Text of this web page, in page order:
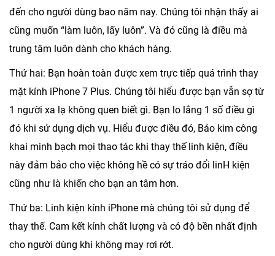
đến cho người dùng bao năm nay. Chúng tôi nhận thấy ai
cũng muốn “làm luôn, lấy luôn”. Và đó cũng là điều mà
trung tâm luôn dành cho khách hàng.
Thứ hai: Bạn hoàn toàn được xem trực tiếp quá trình thay
mặt kính iPhone 7 Plus. Chúng tôi hiểu được bạn vẫn sợ từ
1 người xa lạ không quen biết gì. Bạn lo lắng 1 số điều gì
đó khi sử dụng dịch vụ. Hiểu được điều đó, Bảo kim công
khai minh bạch mọi thao tác khi thay thế linh kiện, điều
này đảm bảo cho việc không hề có sự tráo đổi linH kiện
cũng như là khiến cho bạn an tâm hơn.
Thứ ba: Linh kiện kính iPhone mà chúng tôi sử dụng để
thay thế. Cam kết kính chất lượng và có độ bền nhất định
cho người dùng khi không may rơi rớt.